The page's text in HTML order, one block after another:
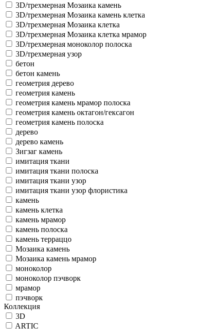
3D/трехмерная Мозаика камень
3D/трехмерная Мозаика камень клетка
3D/трехмерная Мозаика клетка
3D/трехмерная Мозаика клетка мрамор
3D/трехмерная моноколор полоска
3D/трехмерная узор
бетон
бетон камень
геометрия дерево
геометрия камень
геометрия камень мрамор полоска
геометрия камень октагон/гексагон
геометрия камень полоска
дерево
дерево камень
Зигзаг камень
имитация ткани
имитация ткани полоска
имитация ткани узор
имитация ткани узор флористика
камень
камень клетка
камень мрамор
камень полоска
камень терраццо
Мозаика камень
Мозаика камень мрамор
моноколор
моноколор пэчворк
мрамор
пэчворк
Коллекция
3D
ARTIC